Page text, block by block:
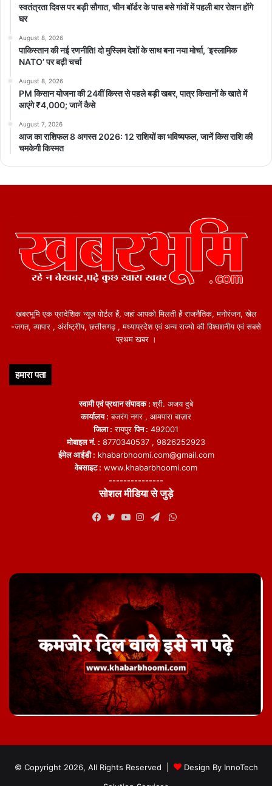
स्वतंत्रता दिवस पर बड़ी सौगात, चीन बॉर्डर के पास बसे गांवों में पहली बार रोशन होंगे
घर
August 8, 2026
पाकिस्तान की नई रणनीति! दो मुस्लिम देशों के साथ बना नया मोर्चा, ‘इस्लामिक
NATO’ पर बढ़ी चर्चा
August 8, 2026
PM किसान योजना की 24वीं किस्त से पहले बड़ी खबर, पात्र किसानों के खाते में
आएंगे ₹4,000; जानें कैसे
August 7, 2026
आज का राशिफल 8 अगस्त 2026: 12 राशियों का भविष्यफल, जानें किस राशि की
चमकेगी किस्मत
खबरभूमि एक प्रादेशिक न्यूज़ पोर्टल हैं, जहां आपको मिलती हैं राजनैतिक, मनोरंजन, खेल
-जगत, व्यापार , अंर्राष्ट्रीय, छत्तीसगढ़ , मध्याप्रदेश एवं अन्य राज्यो की विश्वशनीय एवं सबसे
प्रथम खबर ।
हमारा पता
स्वामी एवं प्रधान संपादक :श्री. अजय दुबे
कार्यालय : बजरंग नगर , आमपारा बाज़ार
जिला : रायपुरपिन : 492001
मोबाइल नं. : 8770340537 , 9826252923
ईमेल आईडी : khabarbhoomi.com@gmail.com
वेबसाइट : www.khabarbhoomi.com
---------------
सोशल मीडिया से जुड़े
WhatsApp
© Copyright 2026, All Rights Reserved | Design By InnoTech